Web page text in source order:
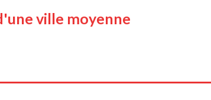
ville moyenne